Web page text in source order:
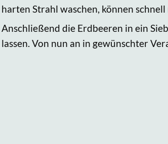
harten Strahl waschen, können
Anschließend die Erdbeeren in ein
lassen. Von nun an in gewünschter